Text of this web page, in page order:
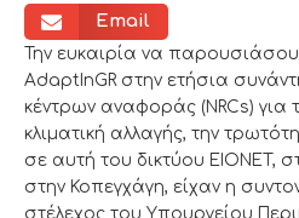
Email
Την ευκαιρία να
AdaptInGR στην ετήσια
κέντρων αναφοράς (NRCs) για
κλιματική αλλαγής, την
σε αυτή του δικτύου EIONET,
στην Κοπεγχάγη, είχαν η
στέλεχος του Υπουργείου